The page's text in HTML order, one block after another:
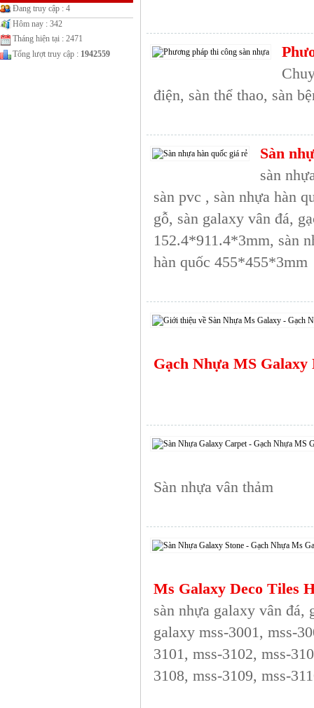
Đang truy cập : 4
Hôm nay : 342
Tháng hiện tại : 2471
Tổng lượt truy cập : 1942559
điện, sàn thể thao, sàn
Sàn
sàn
sàn pvc , sàn nhựa hàn
gỗ, sàn galaxy vân đá,
152.4*911.4*3mm, sàn
hàn quốc 455*455*3mm
Gạch Nhựa MS Galaxy
Sàn nhựa vân thảm
Ms Galaxy Deco Tiles
sàn nhựa galaxy vân đá,
galaxy mss-3001, mss-
3101, mss-3102, mss-
3108, mss-3109, mss-